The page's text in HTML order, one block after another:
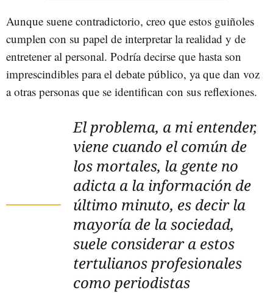
Aunque suene contradictorio, creo que estos guiñoles
cumplen con su papel de interpretar la realidad y de
entretener al personal. Podría decirse que hasta son
imprescindibles para el debate público, ya que dan voz
a otras personas que se identifican con sus reflexiones.
El problema, a mi entender,
viene cuando el común de
los mortales, la gente no
adicta a la información de
último minuto, es decir la
mayoría de la sociedad,
suele considerar a estos
tertulianos profesionales
como periodistas